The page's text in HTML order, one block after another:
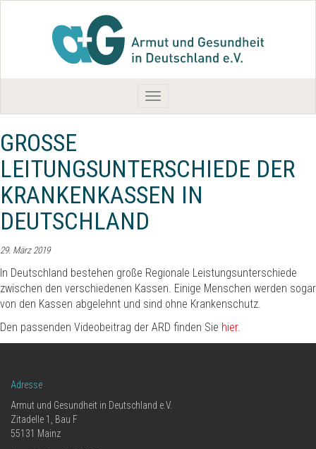
Toggle
navigation
GROSSE L
EITUNGSUNTERSCHIEDE DER K
RANKENKASSEN IN D
EUTSCHLAND
29. März 2019
In Deutschland bestehen große Regionale Leistungsunterschiede
zwischen den verschiedenen Kassen. Einige Menschen werden sogar
von den Kassen abgelehnt und sind ohne Krankenschutz.
Den passenden Videobeitrag der ARD finden Sie hier.
Adresse
Armut und Gesundheit in Deutschland e.V.
Zitadelle 1, Bau F
55131 Mainz